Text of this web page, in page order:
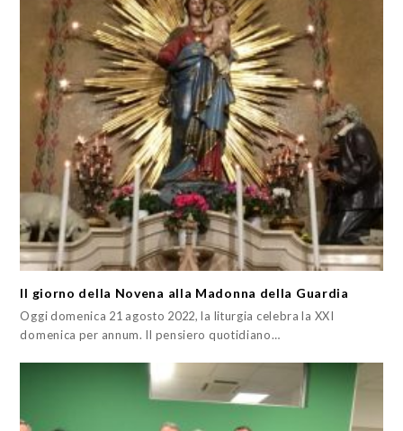
II giorno della Novena alla Madonna della Guardia
Oggi domenica 21 agosto 2022, la liturgia celebra la XXI
domenica per annum. Il pensiero quotidiano…